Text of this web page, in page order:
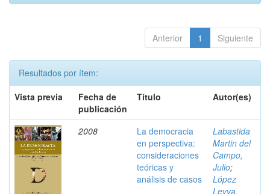
Anterior 1 Siguiente
Resultados por ítem:
Vista previa
Fecha de
publicación
Título Autor(es)
2008
La democracia
en perspectiva:
consideraciones
teóricas y
análisis de casos
Labastida
Martin del
Campo,
Julio;
López
Leyva,